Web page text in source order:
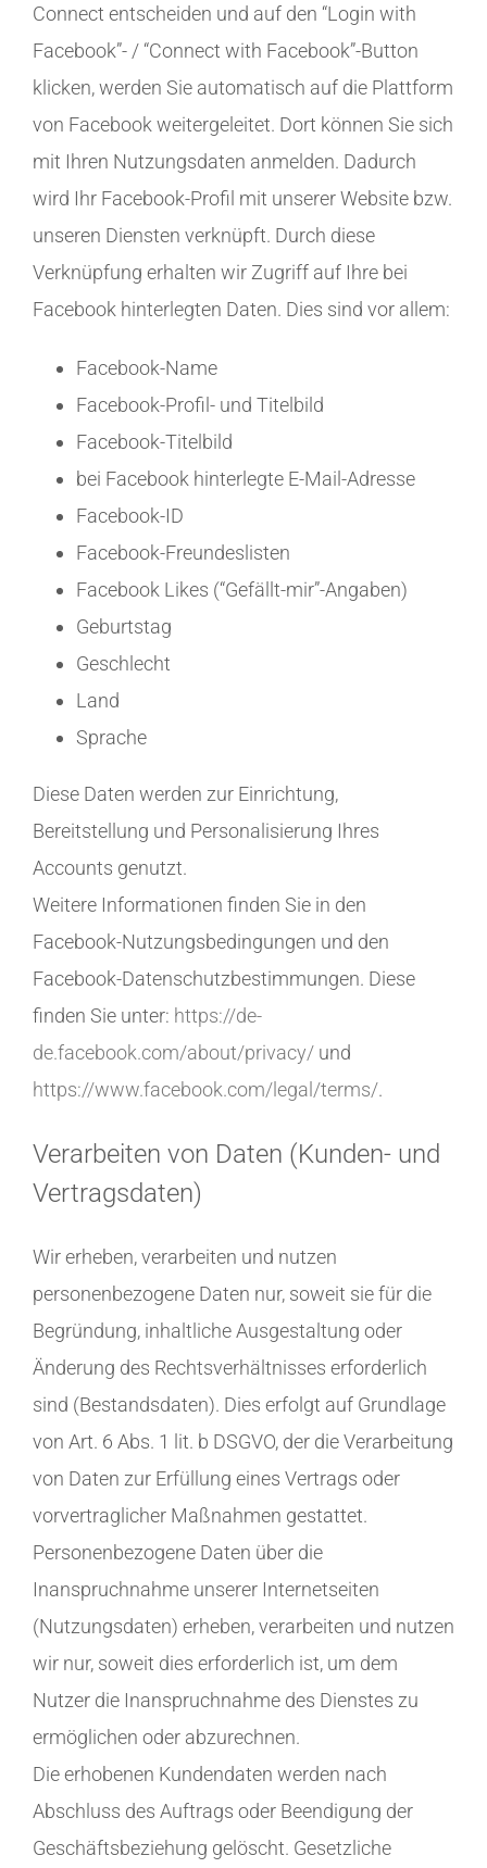
Connect entscheiden und auf den “Login with
Facebook”- / “Connect with Facebook”-Button
klicken, werden Sie automatisch auf die Plattform
von Facebook weitergeleitet. Dort können Sie sich
mit Ihren Nutzungsdaten anmelden. Dadurch
wird Ihr Facebook-Profil mit unserer Website bzw.
unseren Diensten verknüpft. Durch diese
Verknüpfung erhalten wir Zugriff auf Ihre bei
Facebook hinterlegten Daten. Dies sind vor allem:
Facebook-Name
Facebook-Profil- und Titelbild
Facebook-Titelbild
bei Facebook hinterlegte E-Mail-Adresse
Facebook-ID
Facebook-Freundeslisten
Facebook Likes (“Gefällt-mir”-Angaben)
Geburtstag
Geschlecht
Land
Sprache
Diese Daten werden zur Einrichtung,
Bereitstellung und Personalisierung Ihres
Accounts genutzt.
Weitere Informationen finden Sie in den
Facebook-Nutzungsbedingungen und den
Facebook-Datenschutzbestimmungen. Diese
finden Sie unter: https://de-
de.facebook.com/about/privacy/ und
https://www.facebook.com/legal/terms/.
Verarbeiten von Daten (Kunden- und
Vertragsdaten)
Wir erheben, verarbeiten und nutzen
personenbezogene Daten nur, soweit sie für die
Begründung, inhaltliche Ausgestaltung oder
Änderung des Rechtsverhältnisses erforderlich
sind (Bestandsdaten). Dies erfolgt auf Grundlage
von Art. 6 Abs. 1 lit. b DSGVO, der die Verarbeitung
von Daten zur Erfüllung eines Vertrags oder
vorvertraglicher Maßnahmen gestattet.
Personenbezogene Daten über die
Inanspruchnahme unserer Internetseiten
(Nutzungsdaten) erheben, verarbeiten und nutzen
wir nur, soweit dies erforderlich ist, um dem
Nutzer die Inanspruchnahme des Dienstes zu
ermöglichen oder abzurechnen.
Die erhobenen Kundendaten werden nach
Abschluss des Auftrags oder Beendigung der
Geschäftsbeziehung gelöscht. Gesetzliche